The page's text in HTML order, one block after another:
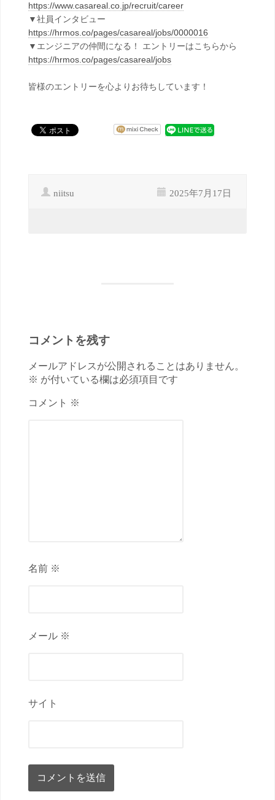
https://www.casareal.co.jp/recruit/career
▼社員インタビュー
https://hrmos.co/pages/casareal/jobs/0000016
▼エンジニアの仲間になる！ エントリーはこちらから
https://hrmos.co/pages/casareal/jobs
皆様のエントリーを心よりお待ちしています！
niitsu 2025年7月17日
コメントを残す
メールアドレスが公開されることはありません。
※ が付いている欄は必須項目です
コメント ※
名前 ※
メール ※
サイト